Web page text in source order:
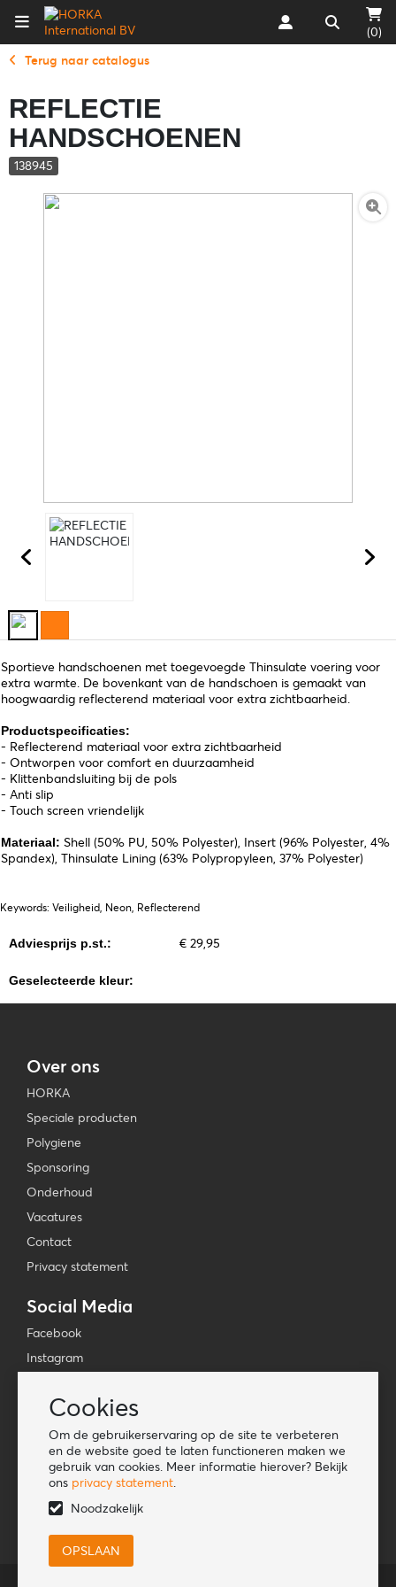
Cookies
Om de gebruikerservaring op de site te verbeteren
en de website goed te laten functioneren maken we
gebruik van cookies. Meer informatie hierover? Bekijk
ons privacy statement.
Noodzakelijk
(0)
Terug naar catalogus
REFLECTIE
HANDSCHOENEN
138945
Sportieve handschoenen met toegevoegde Thinsulate voering voor
extra warmte. De bovenkant van de handschoen is gemaakt van
hoogwaardig reflecterend materiaal voor extra zichtbaarheid.
Productspecificaties:
- Reflecterend materiaal voor extra zichtbaarheid
- Ontworpen voor comfort en duurzaamheid
- Klittenbandsluiting bij de pols
- Anti slip
- Touch screen vriendelijk
Materiaal: Shell (50% PU, 50% Polyester), Insert (96% Polyester, 4%
Spandex), Thinsulate Lining (63% Polypropyleen, 37% Polyester)
Keywords: Veiligheid, Neon, Reflecterend
Adviesprijs p.st.: € 29,95
Geselecteerde kleur:
Over ons
HORKA
Speciale producten
Polygiene
Sponsoring
Onderhoud
Vacatures
Contact
Privacy statement
Social Media
Facebook
Instagram
TikTok
Tools
Lookbook
Nieuwe klant